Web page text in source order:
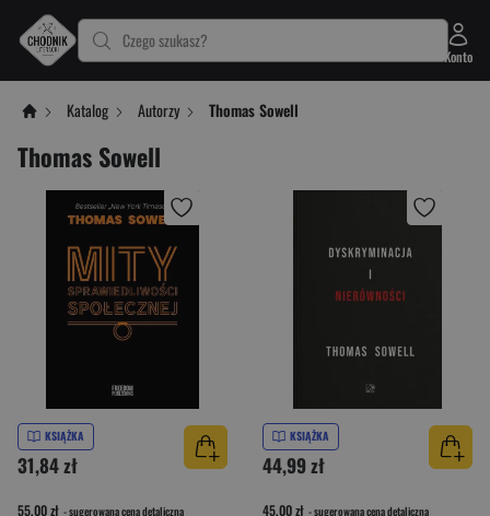
Czego szukasz?
Konto
Katalog Autorzy Thomas Sowell
Thomas Sowell
KSIĄŻKA
31,84 zł
55,00 zł - sugerowana cena detaliczna
KSIĄŻKA
44,99 zł
45,00 zł - sugerowana cena detaliczna